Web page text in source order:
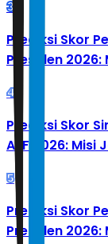
3
Prediksi Skor
Presiden
4
Prediksi Skor
AFF 2026: Misi
5
Prediksi Skor
Presiden